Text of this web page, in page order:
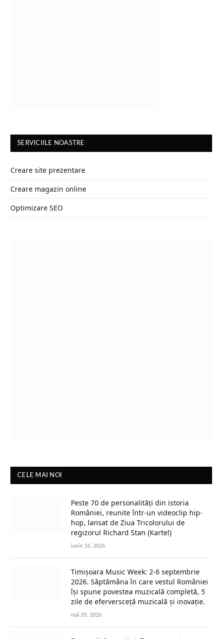
SERVICIILE NOASTRE
Creare site prezentare
Creare magazin online
Optimizare SEO
CELE MAI NOI
Peste 70 de personalități din istoria
României, reunite într-un videoclip hip-
hop, lansat de Ziua Tricolorului de
regizorul Richard Stan (Kartel)
iunie 26, 2026
Timișoara Music Week: 2-6 septembrie
2026. Săptămâna în care vestul României
își spune povestea muzicală completă, 5
zile de eferversceță muzicală și inovație.
mai 20, 2026